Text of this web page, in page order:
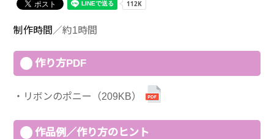
制作時間 ／約1時間
作り方PDF
リボンのポニー（209KB）
作品例／作り方のヒント